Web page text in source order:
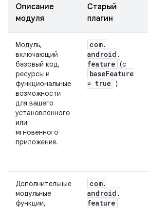
Описание
модуля
Старый
плагин
Модуль,
включающий
базовый код,
ресурсы и
функциональные
возможности
для вашего
установленного
или
мгновенного
приложения.
com.
android .
feature (с
baseFeature
= true
)
Дополнительные
модульные
функции,
com.
android .
feature